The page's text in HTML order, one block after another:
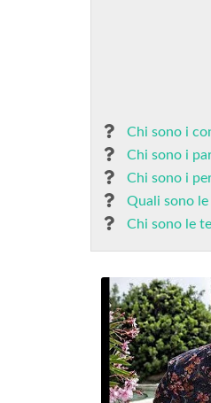
Chi sono i
Chi sono i
Chi sono i
Quali sono le
Chi sono le